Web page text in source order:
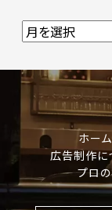
ホー
広告制作に
プロ